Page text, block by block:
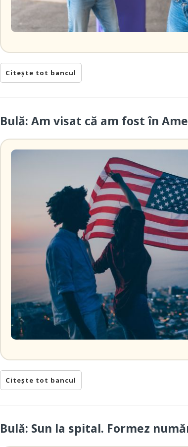
Citește tot bancul
Bulă: Am visat că am fost în
Citește tot bancul
Bulă: Sun la spital. Formez